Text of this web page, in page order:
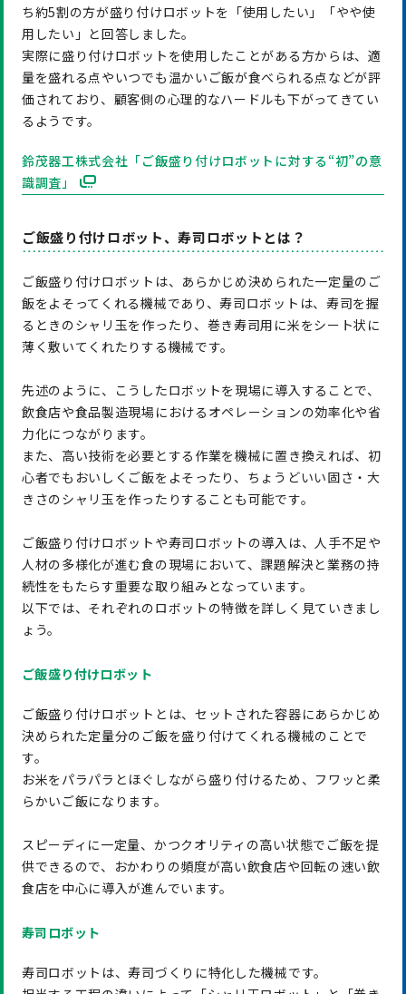
ち約5割の方が盛り付けロボットを「使用したい」「やや使
用したい」と回答しました。
実際に盛り付けロボットを使用したことがある方からは、適
量を盛れる点やいつでも温かいご飯が食べられる点などが評
価されており、顧客側の心理的なハードルも下がってきてい
るようです。
鈴茂器工株式会社「ご飯盛り付けロボットに対する“初”の意
識調査」
ご飯盛り付けロボット、寿司ロボットとは？
ご飯盛り付けロボットは、あらかじめ決められた一定量のご
飯をよそってくれる機械であり、寿司ロボットは、寿司を握
るときのシャリ玉を作ったり、巻き寿司用に米をシート状に
薄く敷いてくれたりする機械です。
先述のように、こうしたロボットを現場に導入することで、
飲食店や食品製造現場におけるオペレーションの効率化や省
力化につながります。
また、高い技術を必要とする作業を機械に置き換えれば、初
心者でもおいしくご飯をよそったり、ちょうどいい固さ・大
きさのシャリ玉を作ったりすることも可能です。
ご飯盛り付けロボットや寿司ロボットの導入は、人手不足や
人材の多様化が進む食の現場において、課題解決と業務の持
続性をもたらす重要な取り組みとなっています。
以下では、それぞれのロボットの特徴を詳しく見ていきまし
ょう。
ご飯盛り付けロボット
ご飯盛り付けロボットとは、セットされた容器にあらかじめ
決められた定量分のご飯を盛り付けてくれる機械のことで
す。
お米をパラパラとほぐしながら盛り付けるため、フワッと柔
らかいご飯になります。
スピーディに一定量、かつクオリティの高い状態でご飯を提
供できるので、おかわりの頻度が高い飲食店や回転の速い飲
食店を中心に導入が進んでいます。
寿司ロボット
寿司ロボットは、寿司づくりに特化した機械です。